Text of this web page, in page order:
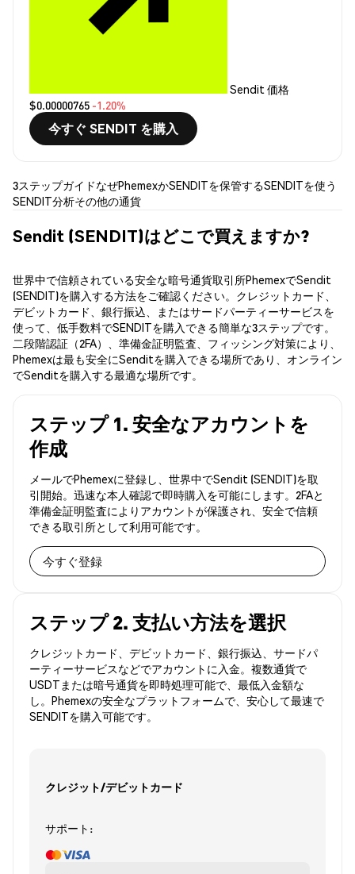
Sendit 価格
$0.00000765 -1.20%
今すぐ SENDIT を購入
3ステップガイドなぜPhemexかSENDITを保管するSENDITを使う
SENDIT分析その他の通貨
Sendit (SENDIT)はどこで買えますか?
世界中で信頼されている安全な暗号通貨取引所PhemexでSendit
(SENDIT)を購入する方法をご確認ください。クレジットカード、
デビットカード、銀行振込、またはサードパーティーサービスを
使って、低手数料でSENDITを購入できる簡単な3ステップです。
二段階認証（2FA）、準備金証明監査、フィッシング対策により、
Phemexは最も安全にSenditを購入できる場所であり、オンライン
でSenditを購入する最適な場所です。
ステップ 1. 安全なアカウントを
作成
メールでPhemexに登録し、世界中でSendit (SENDIT)を取
引開始。迅速な本人確認で即時購入を可能にします。2FAと
準備金証明監査によりアカウントが保護され、安全で信頼
できる取引所として利用可能です。
今すぐ登録
ステップ 2. 支払い方法を選択
クレジットカード、デビットカード、銀行振込、サードパ
ーティーサービスなどでアカウントに入金。複数通貨で
USDTまたは暗号通貨を即時処理可能で、最低入金額な
し。Phemexの安全なプラットフォームで、安心して最速で
SENDITを購入可能です。
クレジット/デビットカード
サポート: